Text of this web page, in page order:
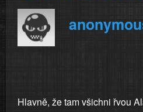
Hlavně, že tam všichni řvou